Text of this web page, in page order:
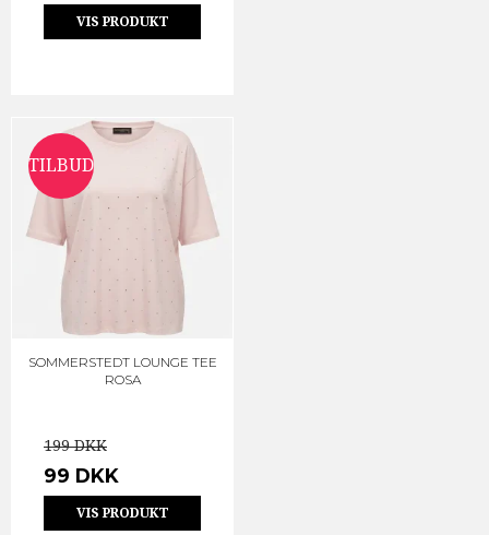
VIS PRODUKT
TILBUD
SOMMERSTEDT LOUNGE TEE
ROSA
199 DKK
99 DKK
VIS PRODUKT